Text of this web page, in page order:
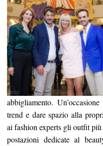
abbigliamento.
trend e dare spazio alla
ai fashion experts gli outfit
postazioni dedicate al